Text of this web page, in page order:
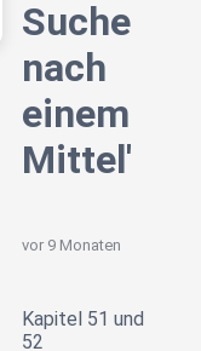
Suche
nach
einem
Mittel'
vor 9 Monaten
Kapitel 51 und
52